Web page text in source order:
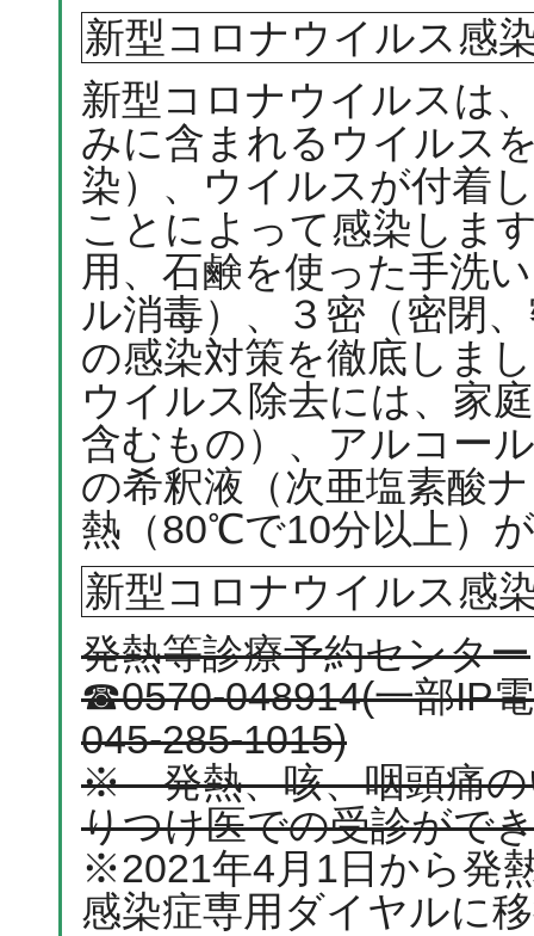
新型コロナウイルス感
新型コロナウイルスは
みに含まれるウイルス
染）、ウイルスが付着
ことによって感染しま
用、石鹸を使った手洗
ル消毒）、３密（密閉
の感染対策を徹底しま
ウイルス除去には、家
含むもの）、アルコー
の希釈液（次亜塩素酸
熱（80℃で10分以上）
新型コロナウイルス感
発熱等診療予約センター
☎0570-048914(一部IP
045-285-1015)
※ 発熱、咳、咽頭痛の
りつけ医での受診がで
※2021年4月1日から発
感染症専用ダイヤルに